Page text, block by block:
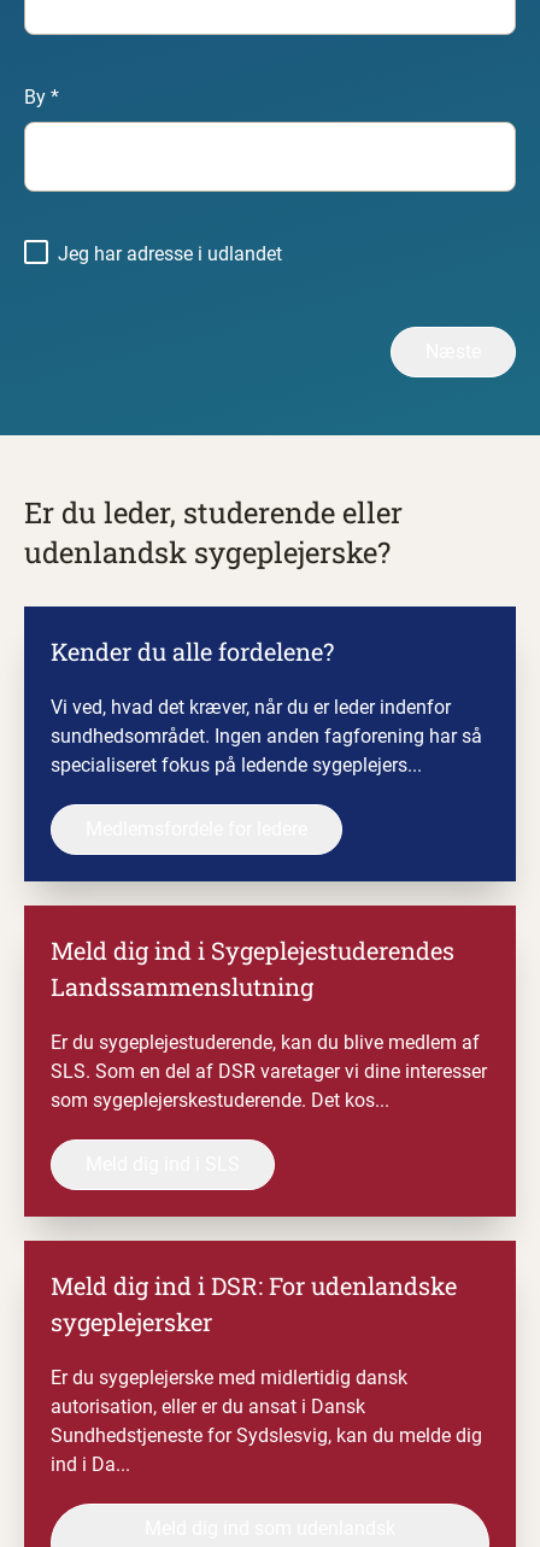
By *
Jeg har adresse i udlandet
Er du leder, studerende eller
udenlandsk sygeplejerske?
Kender du alle fordelene?
Vi ved, hvad det kræver, når du er leder indenfor
sundhedsområdet. Ingen anden fagforening har så
specialiseret fokus på ledende sygeplejers...
Meld dig ind i Sygeplejestuderendes
Landssammenslutning
Er du sygeplejestuderende, kan du blive medlem af
SLS. Som en del af DSR varetager vi dine interesser
som sygeplejerskestuderende. Det kos...
Meld dig ind i DSR: For udenlandske
sygeplejersker
Er du sygeplejerske med midlertidig dansk
autorisation, eller er du ansat i Dansk
Sundhedstjeneste for Sydslesvig, kan du melde dig
ind i Da...